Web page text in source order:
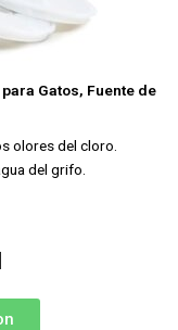
Gatos, Fuente de
olores del cloro.
del grifo.